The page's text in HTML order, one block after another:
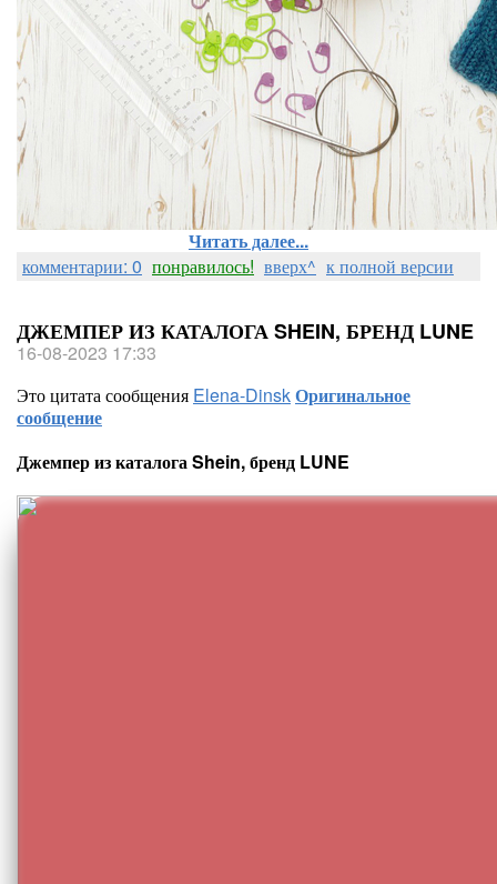
Читать далее...
комментарии: 0 понравилось! вверх^ к полной версии
ДЖЕМПЕР ИЗ КАТАЛОГА SHEIN, БРЕНД LUNE
16-08-2023 17:33
Это цитата сообщения Elena-DinskОригинальное
сообщение
Джемпер из каталога Shein, бренд LUNE